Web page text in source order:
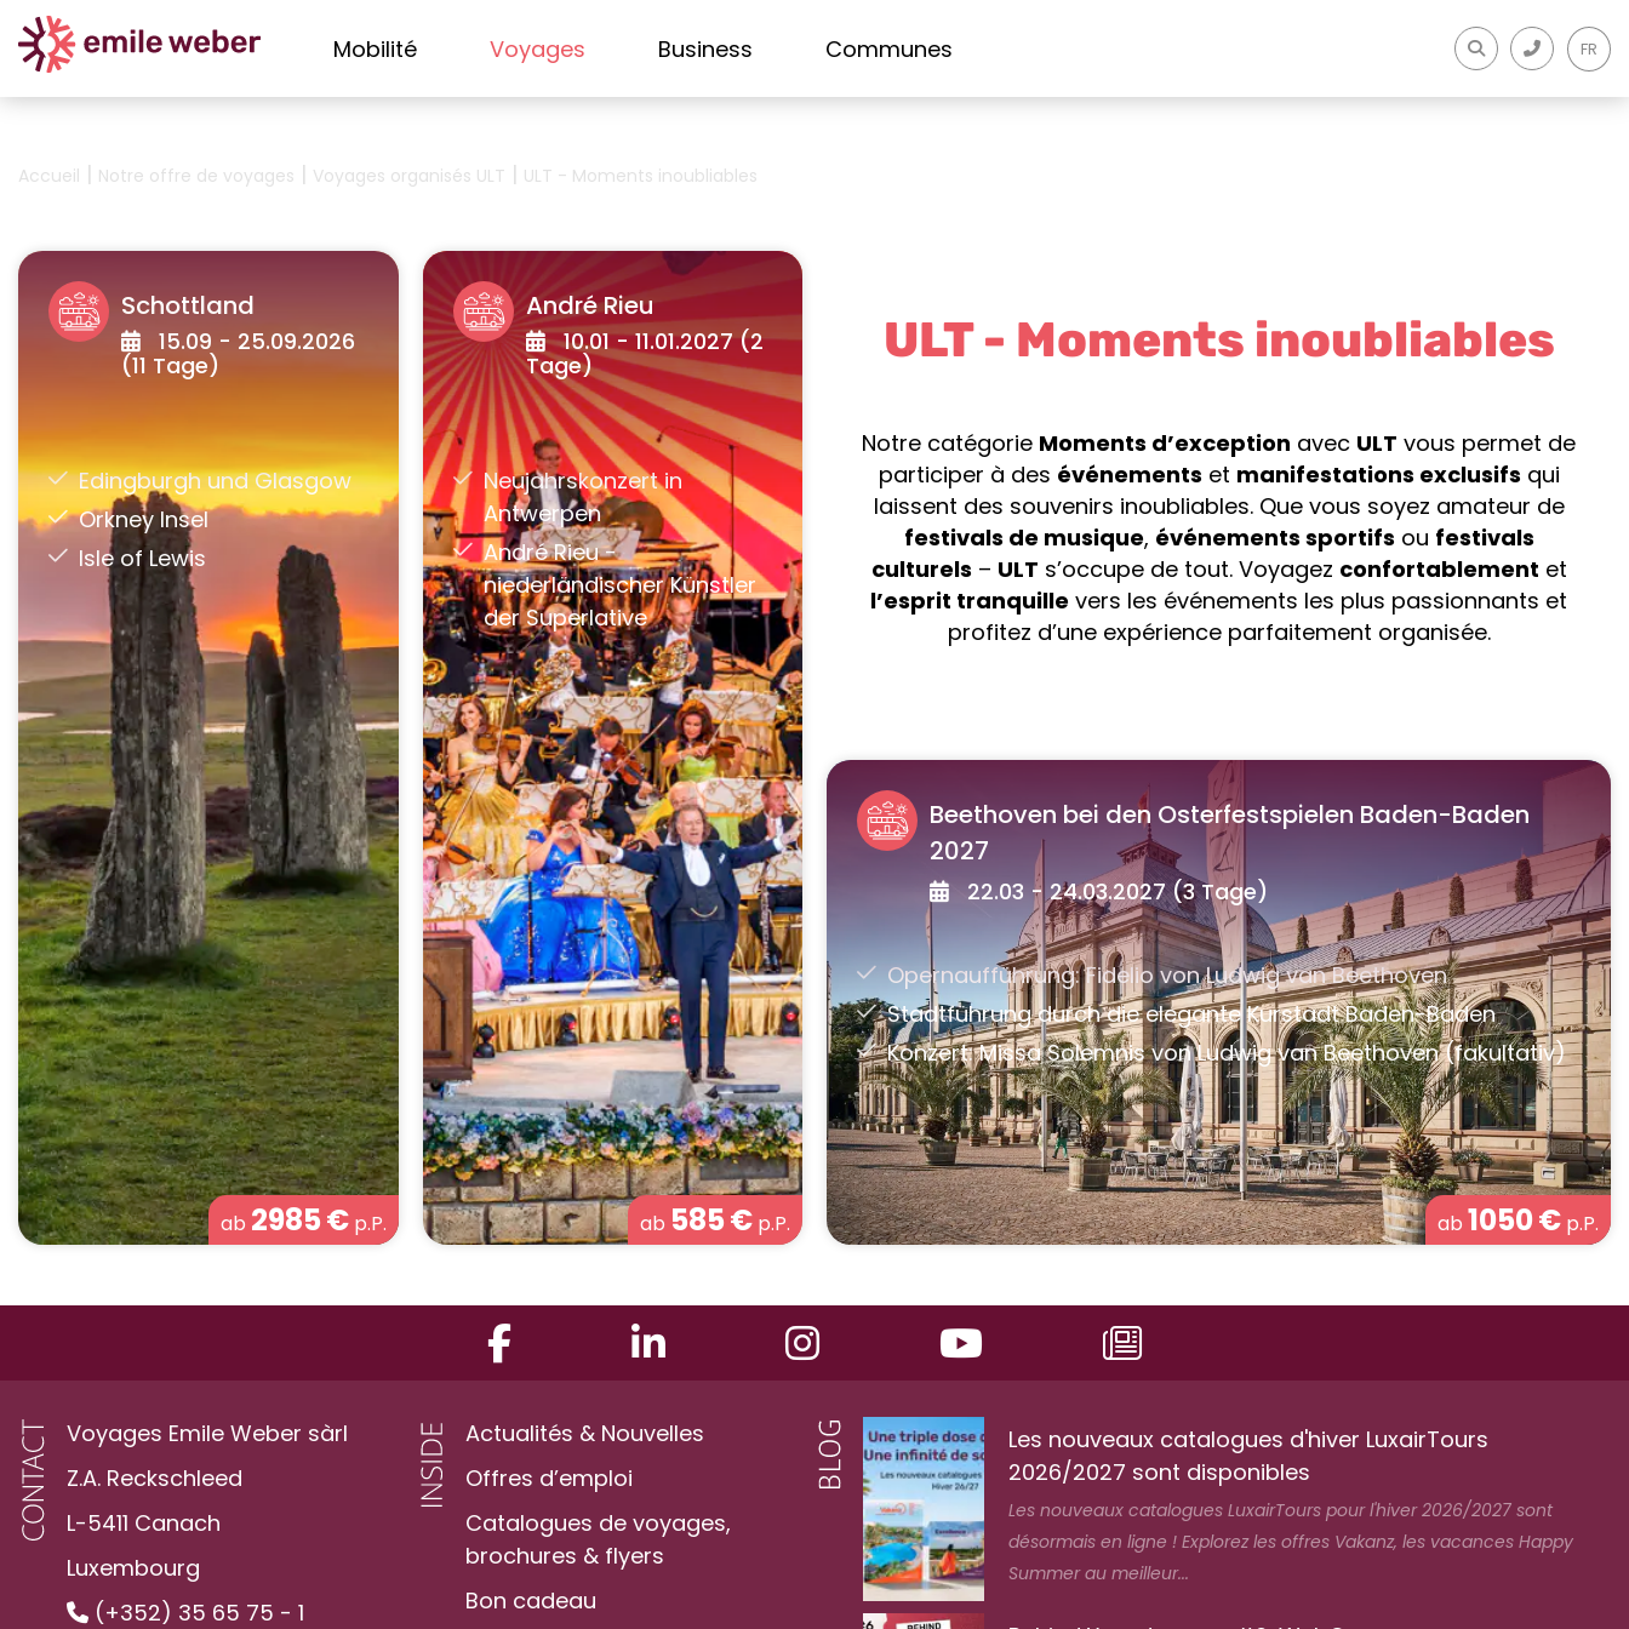
Mobilité Voyages Business Communes FR
Accueil | Notre offre de voyages | Voyages organisés ULT | ULT - Moments inoubliables
ULT - Moments inoubliables
Notre catégorie Moments d’exception avec ULT vous permet de
participer à des événements et manifestations exclusifs qui
laissent des souvenirs inoubliables. Que vous soyez amateur de
festivals de musique, événements sportifs ou festivals
culturels – ULT s’occupe de tout. Voyagez confortablement et
l’esprit tranquille vers les événements les plus passionnants et
profitez d’une expérience parfaitement organisée.
Schottland
15.09 - 25.09.2026
(11 Tage)
ab 2985€p.P.
André Rieu
10.01 - 11.01.2027 (2
Tage)
ab 585€ p.P.
Beethoven bei den Osterfestspielen Baden-Baden
2027
22.03 - 24.03.2027 (3 Tage)
ab 1050€ p.P.
Voyages Emile Weber sàrl
Z.A. Reckschleed
L-5411 Canach
Luxembourg
(+352) 35 65 75 - 1
Actualités & Nouvelles
Offres d’emploi
Catalogues de voyages,
brochures & flyers
Bon cadeau
Les nouveaux catalogues d'hiver LuxairTours
2026/2027 sont disponibles
Les nouveaux catalogues LuxairTours pour l'hiver 2026/2027 sont
désormais en ligne ! Explorez les offres Vakanz, les vacances Happy
Summer au meilleur...